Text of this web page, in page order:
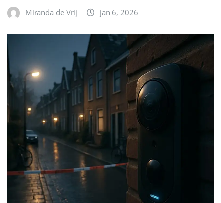
Miranda de Vrij jan 6, 2026